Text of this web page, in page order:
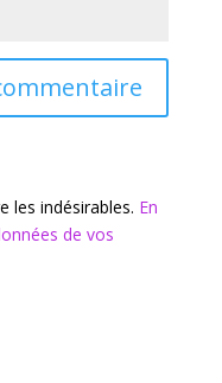
les indésirables. En
de vos